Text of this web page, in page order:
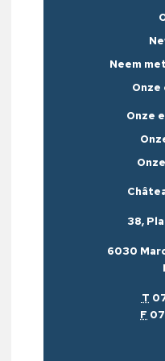
Neem
Onze
Onze
38,
6030
T
F